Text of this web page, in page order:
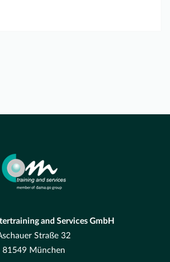
and Services GmbH
Straße 32
81549 München